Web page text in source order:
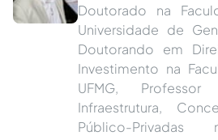
Doutorado na
Universidade de
Doutorando em
Investimento na
UFMG,
Infraestrutura,
Público-